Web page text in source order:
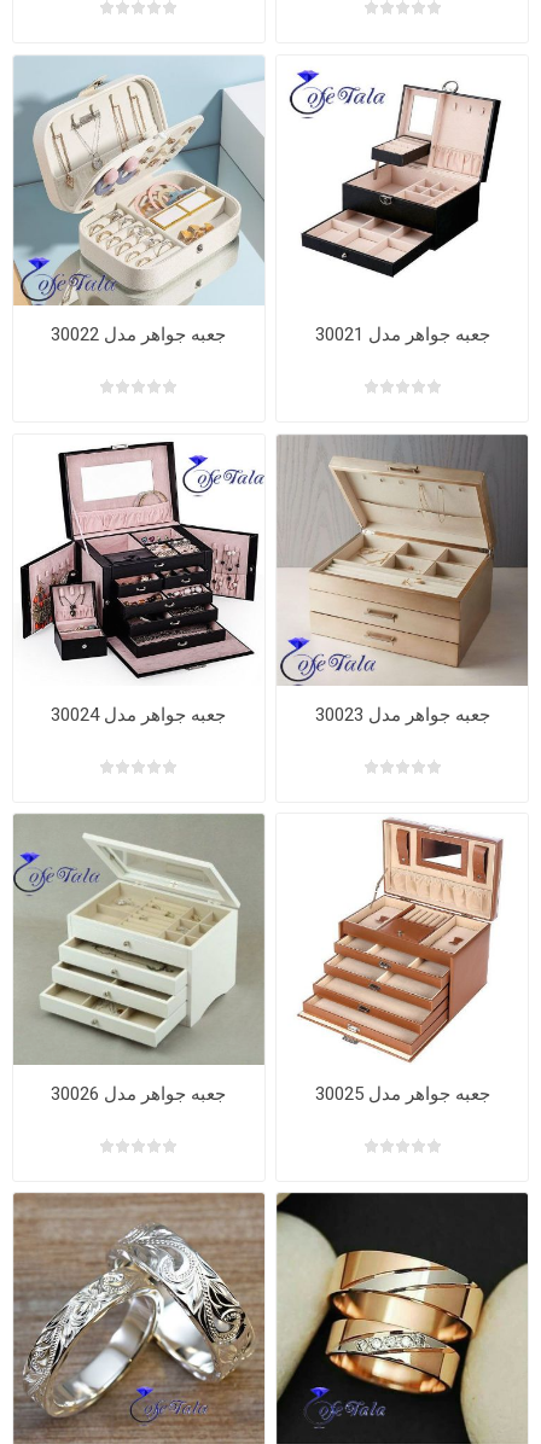
جعبه جواهر مدل 30021 جعبه جواهر مدل 30022
جعبه جواهر مدل 30023 جعبه جواهر مدل 30024
جعبه جواهر مدل 30025 جعبه جواهر مدل 30026